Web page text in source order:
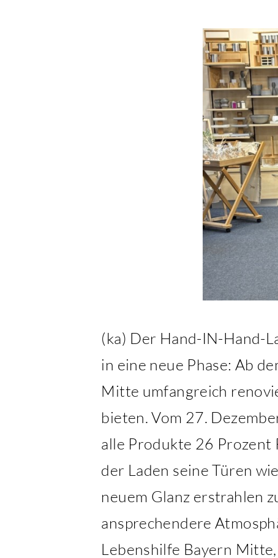
(ka) Der Hand-IN-Hand-
in eine neue Phase: Ab
Mitte umfangreich
bieten. Vom 27.
alle Produkte 26 Prozent
der Laden seine Türen
neuem Glanz erstrahlen
ansprechendere
Lebenshilfe Bayern